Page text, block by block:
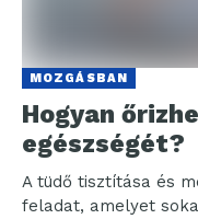
MOZGÁSBAN
Hogyan
egészségét?
A tüdő tisztítása és
feladat, amelyet